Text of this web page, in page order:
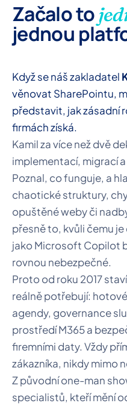
Začalo to
jednou
Když se náš zakladatel
věnovat SharePointu,
představit, jak zásadní
firmách získá.
Kamil za více než dvě
implementací, migrací
Poznal, co funguje, a
chaotické struktury,
opuštěné weby či
přesně to, kvůli čemu
jako Microsoft Copilot
rovnou nebezpečné.
Proto od roku 2017
reálně potřebují:
agendy, governance
prostředí M365 a
firemními daty. Vždy
zákazníka, nikdy mimo
Z původní one-man
specialistů, kteří mění